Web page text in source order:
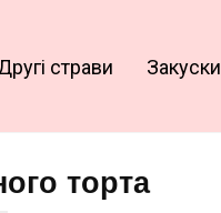
страви Закуски
торта